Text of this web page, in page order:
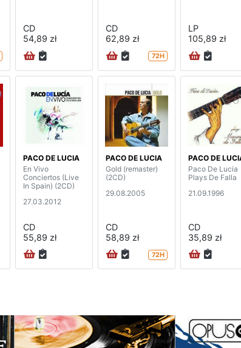
CD
54,89 zł
CD
62,89 zł
72H
LP
105,89 zł
PACO DE LUCIA
En Vivo
Conciertos (Live
In Spain) (2CD)
27.03.2012
CD
55,89 zł
PACO DE LUCIA
Gold (remaster)
(2CD)
29.08.2005
CD
58,89 zł
72H
PACO DE
Paco De Lucia
Plays De Falla
21.09.1996
CD
35,89 zł